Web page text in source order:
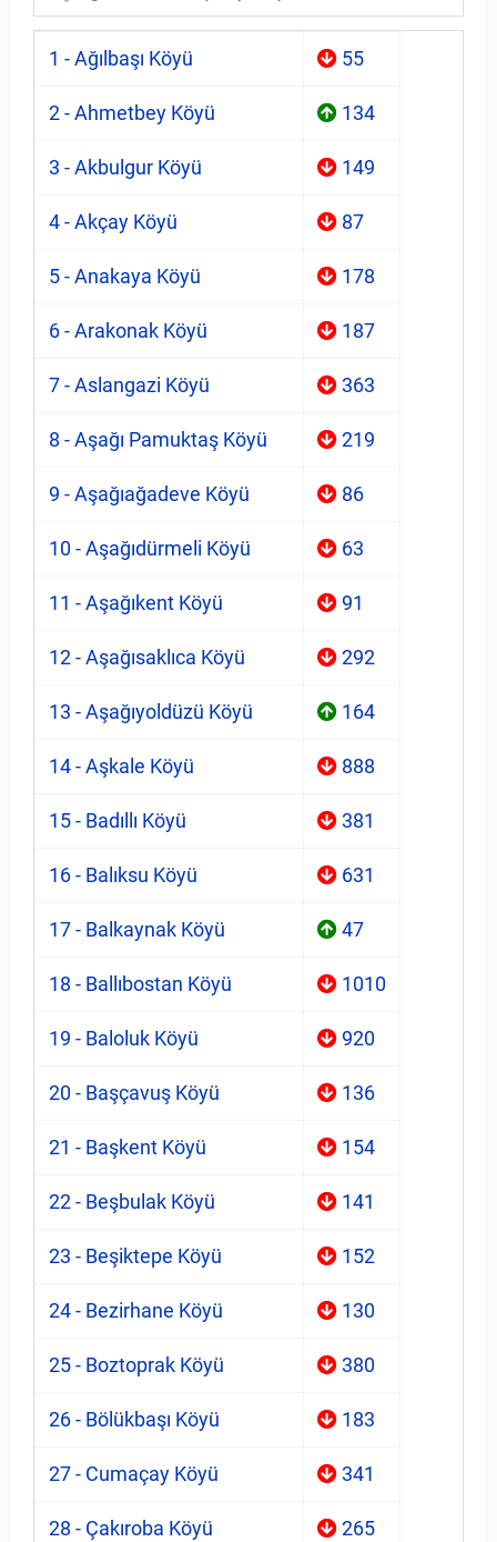
1 - Ağılbaşı Köyü 55
2 - Ahmetbey Köyü 134
3 - Akbulgur Köyü 149
4 - Akçay Köyü 87
5 - Anakaya Köyü 178
6 - Arakonak Köyü 187
7 - Aslangazi Köyü 363
8 - Aşağı Pamuktaş Köyü 219
9 - Aşağıağadeve Köyü 86
10 - Aşağıdürmeli Köyü 63
11 - Aşağıkent Köyü 91
12 - Aşağısaklıca Köyü 292
13 - Aşağıyoldüzü Köyü 164
14 - Aşkale Köyü 888
15 - Badıllı Köyü 381
16 - Balıksu Köyü 631
17 - Balkaynak Köyü 47
18 - Ballıbostan Köyü 1010
19 - Baloluk Köyü 920
20 - Başçavuş Köyü 136
21 - Başkent Köyü 154
22 - Beşbulak Köyü 141
23 - Beşiktepe Köyü 152
24 - Bezirhane Köyü 130
25 - Boztoprak Köyü 380
26 - Bölükbaşı Köyü 183
27 - Cumaçay Köyü 341
28 - Çakıroba Köyü 265